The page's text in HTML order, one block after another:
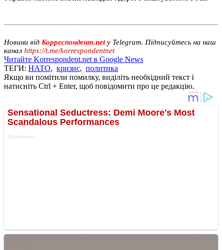
Новини від Корреспондент.netу Telegram. Підписуйтесь на наш
канал https://t.me/korrespondentnet
Читайте Korrespondent.net в Google News
ТЕГИ: НАТО, кризис, политика
Якщо ви помітили помилку, виділіть необхідний текст і
натисніть Ctrl + Enter, щоб повідомити про це редакцію.